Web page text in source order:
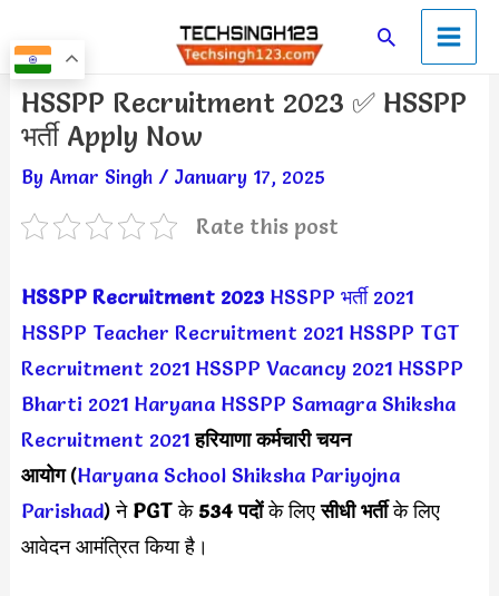
to
content
SearchMain
Menu
HSSPP Recruitment 2023 ✅ HSSPP
भर्ती Apply Now
By Amar Singh / January 17, 2025
Rate this post
HSSPP Recruitment 2023 HSSPP भर्ती 2021
HSSPP Teacher Recruitment 2021 HSSPP TGT
Recruitment 2021 HSSPP Vacancy 2021 HSSPP
Bharti 2021 Haryana HSSPP Samagra Shiksha
Recruitment 2021हरियाणा कर्मचारी चयन
आयोग(Haryana School Shiksha Pariyojna
Parishad) ने PGTके 534 पदोंके लिएसीधी भर्तीके लिए
आवेदन आमंत्रित किया है।
Post
navigation